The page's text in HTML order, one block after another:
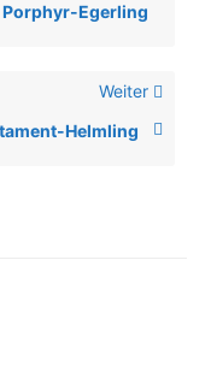
Egerling
Weiter
Helmling